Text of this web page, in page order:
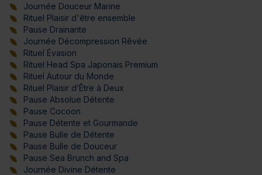
Journée Douceur Marine
Rituel Plaisir d'être ensemble
Pause Drainante
Journée Décompression Rêvée
Rituel Évasion
Rituel Head Spa Japonais Premium
Rituel Autour du Monde
Rituel Plaisir d’Être à Deux
Pause Absolue Détente
Pause Cocoon
Pause Détente et Gourmande
Pause Bulle de Détente
Pause Bulle de Douceur
Pause Sea Brunch and Spa
Journée Divine Détente